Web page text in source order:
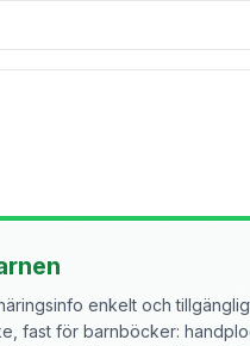
enkelt och
fast för barnböcker: